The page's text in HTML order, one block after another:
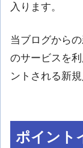
入ります。
当ブログから
のサービスを
ントされる新
ポイント